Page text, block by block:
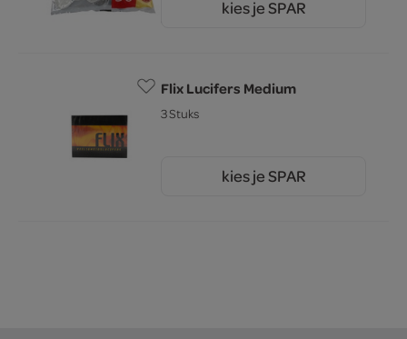
kies je SPAR
Flix Lucifers Medium
3 Stuks
kies je SPAR